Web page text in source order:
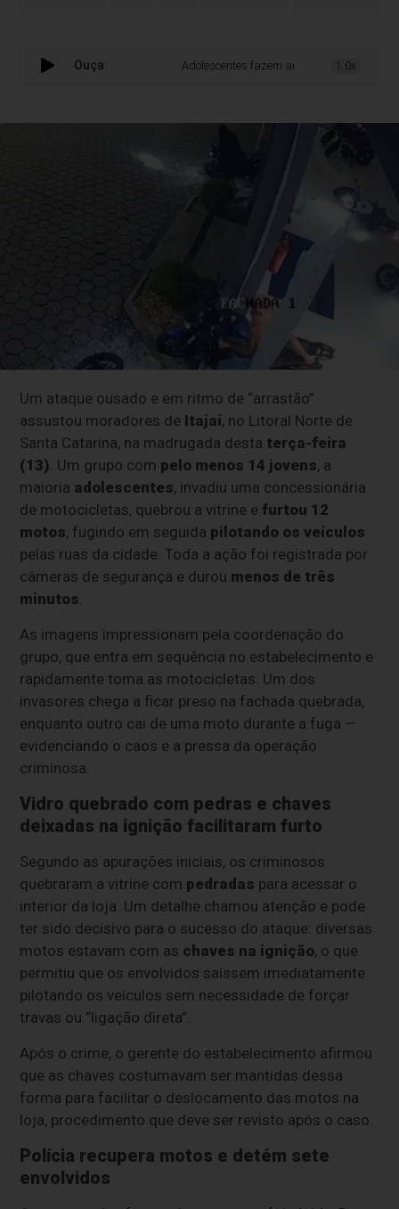
Ouça: Adolescentes fazem arrastão e furtam várias
1.0x
Um ataque ousado e em ritmo de “arrastão”
assustou moradores de Itajaí, no Litoral Norte de
Santa Catarina, na madrugada desta terça-feira
(13). Um grupo com pelo menos 14 jovens, a
maioria adolescentes, invadiu uma concessionária
de motocicletas, quebrou a vitrine e furtou 12
motos, fugindo em seguida pilotando os veículos
pelas ruas da cidade. Toda a ação foi registrada por
câmeras de segurança e durou menos de três
minutos.
As imagens impressionam pela coordenação do
grupo, que entra em sequência no estabelecimento e
rapidamente toma as motocicletas. Um dos
invasores chega a ficar preso na fachada quebrada,
enquanto outro cai de uma moto durante a fuga —
evidenciando o caos e a pressa da operação
criminosa.
Vidro quebrado com pedras e chaves
deixadas na ignição facilitaram furto
Segundo as apurações iniciais, os criminosos
quebraram a vitrine com pedradas para acessar o
interior da loja. Um detalhe chamou atenção e pode
ter sido decisivo para o sucesso do ataque: diversas
motos estavam com as chaves na ignição, o que
permitiu que os envolvidos saíssem imediatamente
pilotando os veículos sem necessidade de forçar
travas ou “ligação direta”.
Após o crime, o gerente do estabelecimento afirmou
que as chaves costumavam ser mantidas dessa
forma para facilitar o deslocamento das motos na
loja, procedimento que deve ser revisto após o caso.
Polícia recupera motos e detém sete
envolvidos